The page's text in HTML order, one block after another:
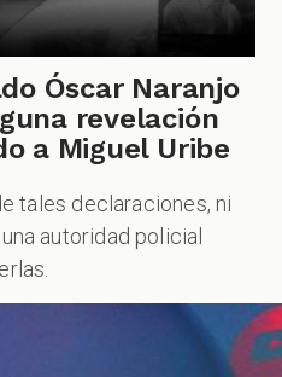
Óscar Naranjo
revelación
a Miguel Uribe
tales declaraciones, ni
autoridad policial